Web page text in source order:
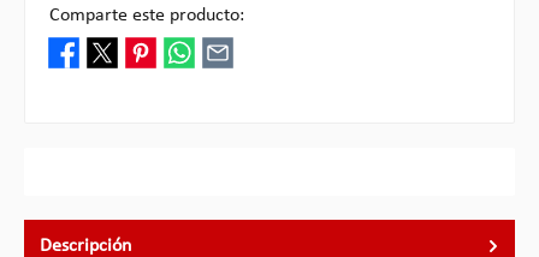
Comparte este producto:
Descripción